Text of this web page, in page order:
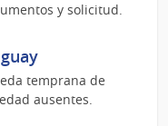
y solicitud.
temprana de
ausentes.